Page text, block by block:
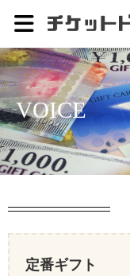
VOICE
定番ギフト